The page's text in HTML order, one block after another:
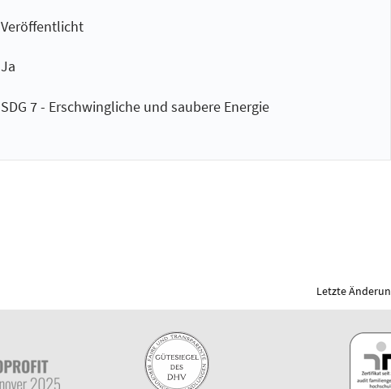
Veröffentlicht
Ja
SDG 7 - Erschwingliche und saubere Energie
Letzte